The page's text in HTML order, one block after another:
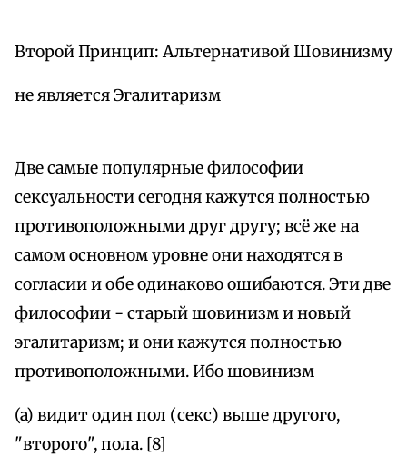
Второй Принцип: Альтернативой Шовинизму
не является Эгалитаризм
Две самые популярные философии
сексуальности сегодня кажутся полностью
противоположными друг другу; всё же на
самом основном уровне они находятся в
согласии и обе одинаково ошибаются. Эти две
философии - старый шовинизм и новый
эгалитаризм; и они кажутся полностью
противоположными. Ибо шовинизм
(a) видит один пол (секс) выше другого,
"второго", пола. [8]